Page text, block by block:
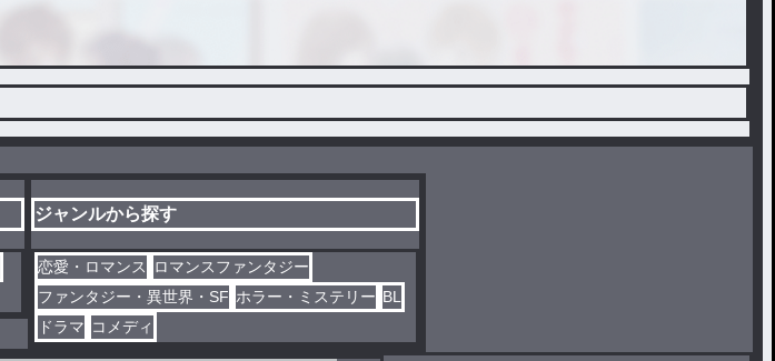
ジャンルから探す
恋愛・ロマンス
ロマンスファンタジー
ファンタジー・異世界・SF ホラー・ミステリー BL
ドラマ コメディ